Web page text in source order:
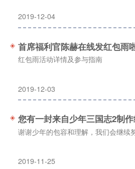
2019-12-04
首席福利官陈赫在线发红包雨
红包雨活动详情及参与指南
2019-12-03
谢谢少年的包容和理解，我们会继续
2019-11-25